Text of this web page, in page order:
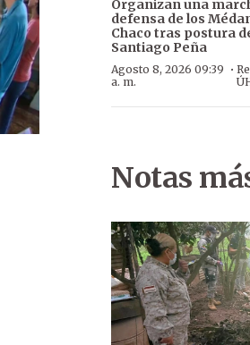
Organizan una
defensa de los
Chaco tras postura
Santiago Peña
Agosto 8, 2026 09:39
a. m.
·
Notas